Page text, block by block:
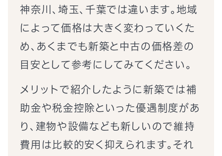
神奈川、埼玉、千葉では違います。地域
によって価格は大きく変わっていくた
め、あくまでも新築と中古の価格差の
目安として参考にしてみてください。
メリットで紹介したように新築では補
助金や税金控除といった優遇制度があ
り、建物や設備なども新しいので維持
費用は比較的安く抑えられます。それ